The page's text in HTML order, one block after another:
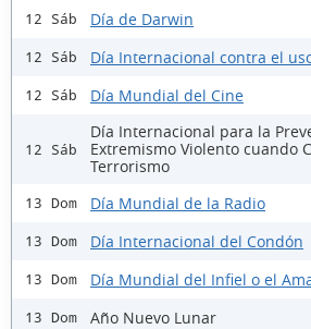
12 Sáb Día de Darwin
12 Sáb Día Internacional contra el
12 Sáb Día Mundial del Cine
12 Sáb
Día Internacional para la
Extremismo Violento cuando
Terrorismo
13 Dom Día Mundial de la Radio
13 Dom Día Internacional del Condón
13 Dom Día Mundial del Infiel o el
13 Dom Año Nuevo Lunar